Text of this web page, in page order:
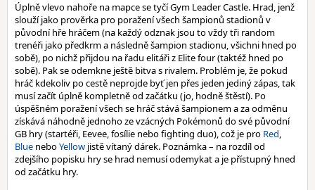
Úplně vlevo nahoře na mapce se tyčí Gym Leader Castle. Hrad, jenž
slouží jako prověrka pro poražení všech šampionů stadionů v
původní hře hráčem (na každý odznak jsou to vždy tři random
trenéři jako předkrm a následně šampion stadionu, všichni hned po
sobě), po nichž přijdou na řadu elitáři z Elite four (taktéž hned po
sobě). Pak se odemkne ještě bitva s rivalem. Problém je, že pokud
hráč kdekoliv po cestě neprojde byť jen přes jeden jediný zápas, tak
musí začít úplně kompletně od začátku (jo, hodně štěstí). Po
úspěšném poražení všech se hráč stává šampionem a za odměnu
získává náhodně jednoho ze vzácných Pokémonů do své původní
GB hry (startéři, Eevee, fosílie nebo fighting duo), což je pro Red,
Blue neboYellow jistě vítaný dárek. Poznámka – na rozdíl od
zdejšího popisku hry se hrad nemusí odemykat a je přístupný hned
od začátku hry.